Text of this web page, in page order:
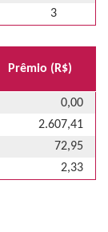
3
Prêmio (R$)
0,00
2.607,41
72,95
2,33